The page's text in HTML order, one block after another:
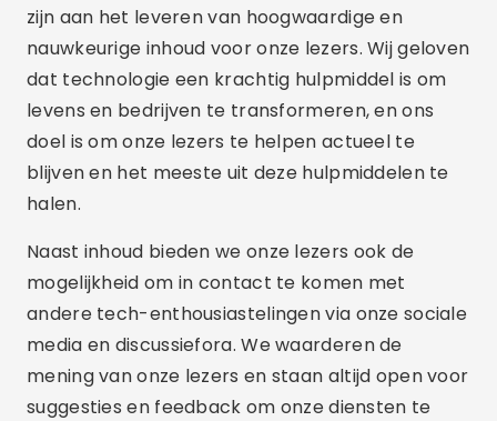
zijn aan het leveren van hoogwaardige en
nauwkeurige inhoud voor onze lezers. Wij geloven
dat technologie een krachtig hulpmiddel is om
levens en bedrijven te transformeren, en ons
doel is om onze lezers te helpen actueel te
blijven en het meeste uit deze hulpmiddelen te
halen.
Naast inhoud bieden we onze lezers ook de
mogelijkheid om in contact te komen met
andere tech-enthousiastelingen via onze sociale
media en discussiefora. We waarderen de
mening van onze lezers en staan altijd open voor
suggesties en feedback om onze diensten te